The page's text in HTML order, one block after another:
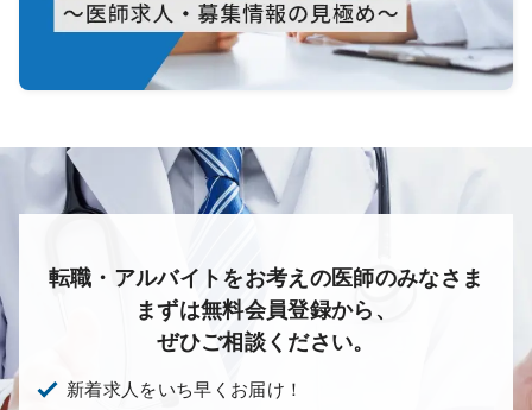
転職・アルバイトをお考えの医師のみなさま
まずは無料会員登録から、
ぜひご相談ください。
新着求人をいち早くお届け！